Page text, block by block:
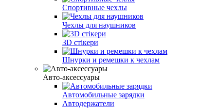
Спортивные чехлы
Чехлы для наушников
3D стікери
Шнурки и ремешки к чехлам
Авто-аксессуары
Автомобильные зарядки
Автодержатели